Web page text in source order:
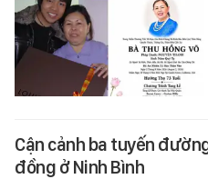
Cận cảnh ba tuyến
đồng ở Ninh Bình